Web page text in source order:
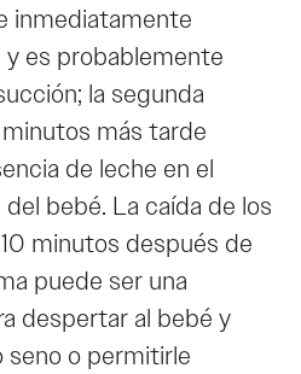
inmediatamente
es probablemente
la segunda
más tarde
de leche en el
bebé. La caída de los
minutos después de
puede ser una
despertar al bebé y
o permitirle